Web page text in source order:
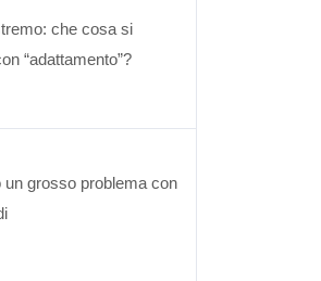
che cosa si
“adattamento”?
un grosso problema con